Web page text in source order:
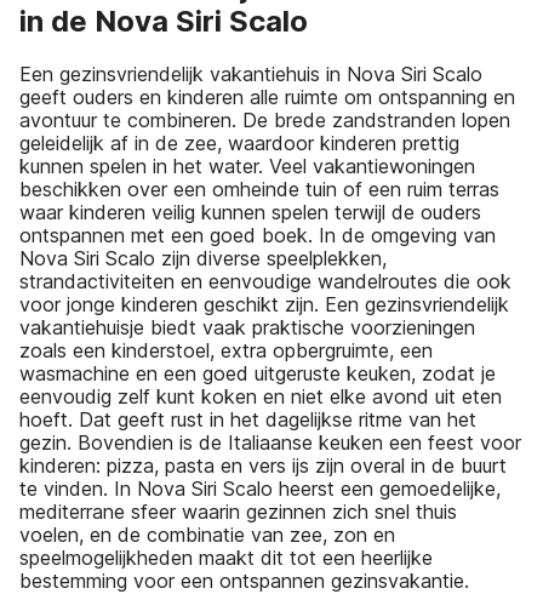
in de Nova Siri Scalo
Een gezinsvriendelijk vakantiehuis in Nova Siri Scalo
geeft ouders en kinderen alle ruimte om ontspanning en
avontuur te combineren. De brede zandstranden lopen
geleidelijk af in de zee, waardoor kinderen prettig
kunnen spelen in het water. Veel vakantiewoningen
beschikken over een omheinde tuin of een ruim terras
waar kinderen veilig kunnen spelen terwijl de ouders
ontspannen met een goed boek. In de omgeving van
Nova Siri Scalo zijn diverse speelplekken,
strandactiviteiten en eenvoudige wandelroutes die ook
voor jonge kinderen geschikt zijn. Een gezinsvriendelijk
vakantiehuisje biedt vaak praktische voorzieningen
zoals een kinderstoel, extra opbergruimte, een
wasmachine en een goed uitgeruste keuken, zodat je
eenvoudig zelf kunt koken en niet elke avond uit eten
hoeft. Dat geeft rust in het dagelijkse ritme van het
gezin. Bovendien is de Italiaanse keuken een feest voor
kinderen: pizza, pasta en vers ijs zijn overal in de buurt
te vinden. In Nova Siri Scalo heerst een gemoedelijke,
mediterrane sfeer waarin gezinnen zich snel thuis
voelen, en de combinatie van zee, zon en
speelmogelijkheden maakt dit tot een heerlijke
bestemming voor een ontspannen gezinsvakantie.